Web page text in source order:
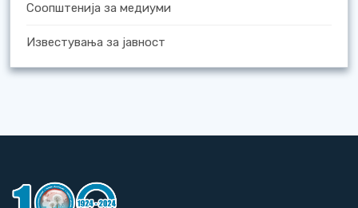
Соопштенија за медиуми
Известувања за јавност